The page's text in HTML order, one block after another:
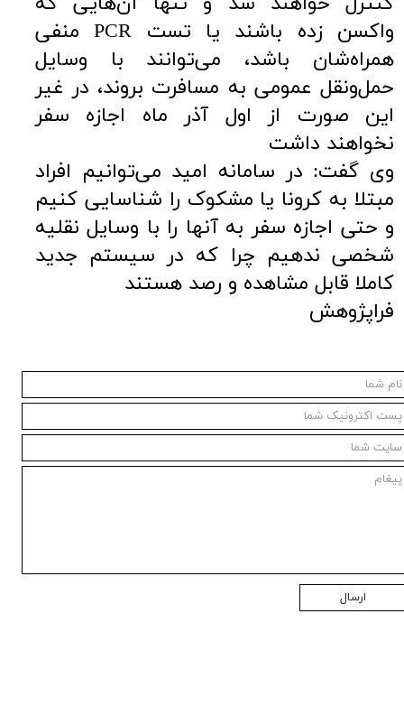
واکسن زده باشند یا تست PCR منفی
همراه‌شان باشد، می‌توانند با وسایل
حمل‌ونقل عمومی به مسافرت بروند، در غیر
این صورت از اول آذر ماه اجازه سفر
نخواهند داشت
وی گفت: در سامانه امید می‌توانیم افراد
مبتلا به کرونا یا مشکوک را شناسایی کنیم
و حتی اجازه سفر به آنها را با وسایل نقلیه
شخصی ندهیم چرا که در سیستم جدید
کاملا قابل مشاهده و رصد هستند
فراپژوهش
ارسال